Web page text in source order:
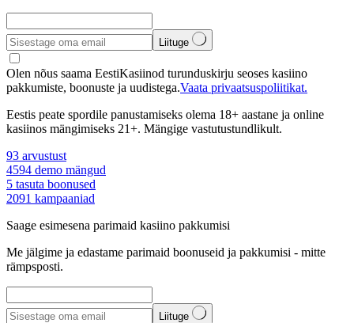
Liituge
Olen nõus saama EestiKasiinod turunduskirju seoses kasiino
pakkumiste, boonuste ja uudistega.Vaata privaatsuspoliitikat.
Eestis peate spordile panustamiseks olema 18+ aastane ja online
kasiinos mängimiseks 21+. Mängige vastutustundlikult.
93 arvustust
4594 demo mängud
5 tasuta boonused
2091 kampaaniad
Saage esimesena parimaid kasiino pakkumisi
Me jälgime ja edastame parimaid boonuseid ja pakkumisi - mitte
rämpsposti.
Liituge